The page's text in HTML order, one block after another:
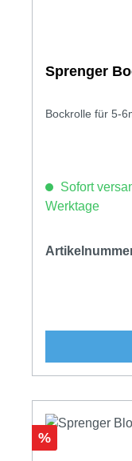
Sprenger
Bockrolle für 5-
Sofort
Werktage
Rabatt
%